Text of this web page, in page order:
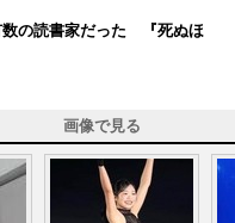
数の読書家だった 『死ぬほ
画像で見る